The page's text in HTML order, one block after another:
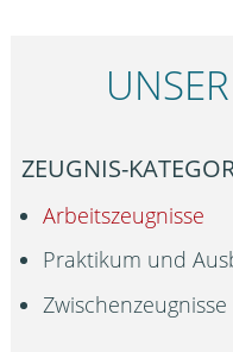
ZEUGNIS-
Arbeitszeugnisse
Praktikum und
Zwischenzeugnisse